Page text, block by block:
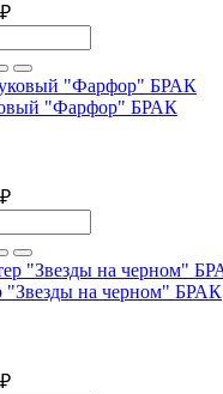
"Фарфор" БРАК
"Звезды на черном" БРАК